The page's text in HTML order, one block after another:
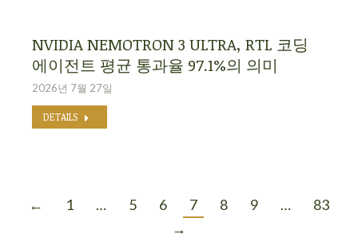
NVIDIA NEMOTRON 3 ULTRA, RTL 코딩
에이전트 평균 통과율 97.1%의 의미
2026년 7월 27일
DETAILS
← 1 … 5 6 7 8 9 …
83
→